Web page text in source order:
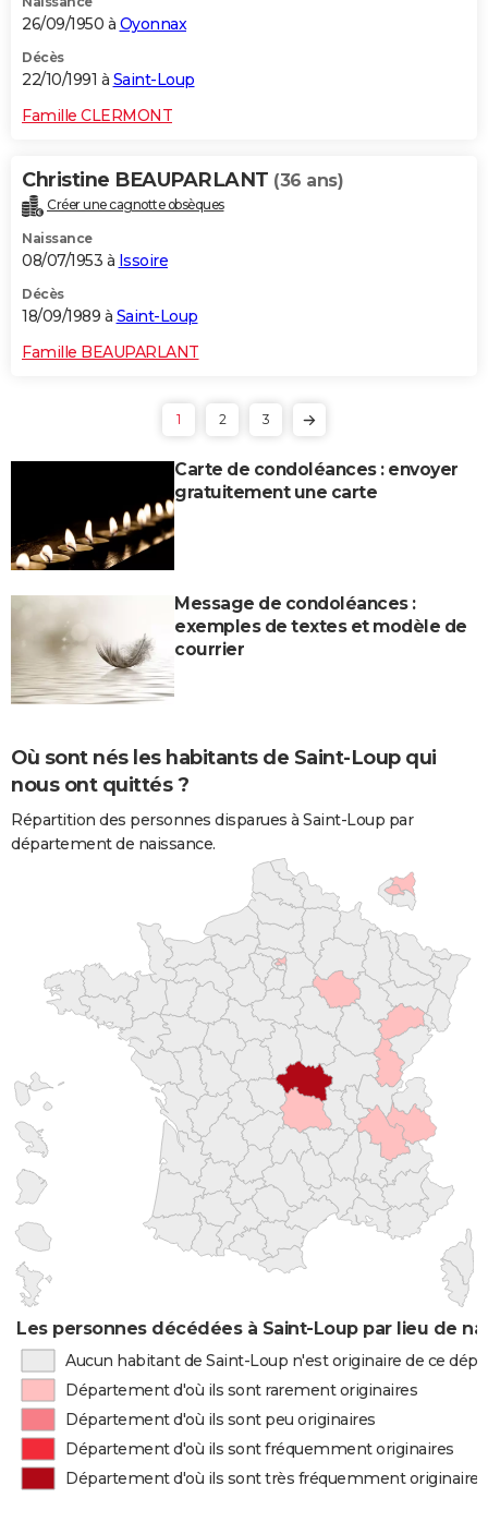
26/09/1950 à Oyonnax
Décès
22/10/1991 à Saint-Loup
Famille CLERMONT
Christine BEAUPARLANT (36 ans)
Créer une cagnotte obsèques
Naissance
08/07/1953 à Issoire
Décès
18/09/1989 à Saint-Loup
Famille BEAUPARLANT
1 2 3
Carte de condoléances : envoyer
gratuitement une carte
Message de condoléances :
exemples de textes et modèle de
courrier
Où sont nés les habitants de Saint-Loup qui
nous ont quittés ?
Répartition des personnes disparues à Saint-Loup par
département de naissance.
Les personnes décédées à Saint-Loup par lieu de
Aucun habitant de Saint-Loup n'est originaire de ce
Département d'où ils sont rarement originaires
Département d'où ils sont peu originaires
Département d'où ils sont fréquemment originaires
Département d'où ils sont très fréquemment originaires